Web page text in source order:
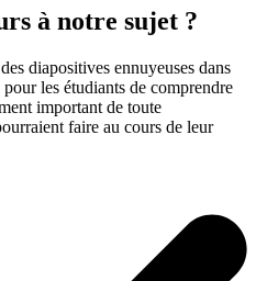
à notre sujet ?
diapositives ennuyeuses dans
les étudiants de comprendre
important de toute
faire au cours de leur